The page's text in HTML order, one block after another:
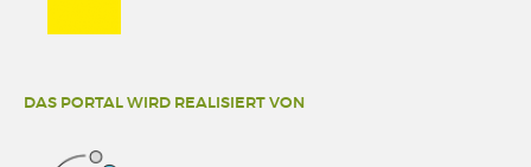
DAS PORTAL WIRD REALISIERT VON